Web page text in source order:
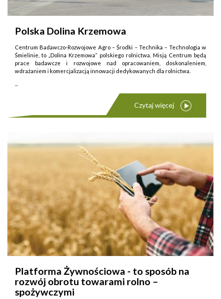
Polska Dolina Krzemowa
Centrum Badawczo-Rozwojowe Agro – Środki – Technika – Technologia w
Śmielinie, to „Dolina Krzemowa” polskiego rolnictwa. Misją Centrum będą
prace badawcze i rozwojowe nad opracowaniem, doskonaleniem,
wdrażaniem i komercjalizacją innowacji dedykowanych dla rolnictwa.
Czytaj więcej
Platforma Żywnościowa - to sposób na
rozwój obrotu towarami rolno –
spożywczymi